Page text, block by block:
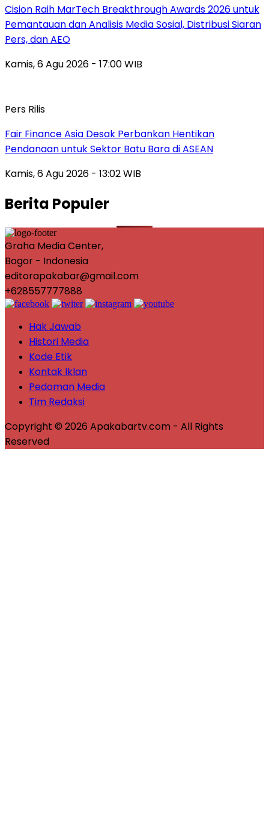
Cision Raih MarTech Breakthrough Awards 2026 untuk
Pemantauan dan Analisis Media Sosial, Distribusi Siaran
Pers, dan AEO
Kamis, 6 Agu 2026 - 17:00 WIB
Pers Rilis
Fair Finance Asia Desak Perbankan Hentikan
Pendanaan untuk Sektor Batu Bara di ASEAN
Kamis, 6 Agu 2026 - 13:02 WIB
Berita Populer
Graha Media Center,
Bogor - Indonesia
editorapakabar@gmail.com
+628557777888
Hak Jawab
Histori Media
Kode Etik
Kontak Iklan
Pedoman Media
Tim Redaksi
Copyright © 2026 Apakabartv.com - All Rights
Reserved